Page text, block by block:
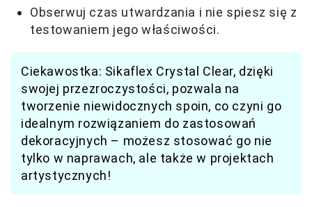
Obserwuj czas utwardzania i nie spiesz się z
testowaniem jego właściwości.
Ciekawostka: Sikaflex Crystal Clear, dzięki
swojej przezroczystości, pozwala na
tworzenie niewidocznych spoin, co czyni go
idealnym rozwiązaniem do zastosowań
dekoracyjnych – możesz stosować go nie
tylko w naprawach, ale także w projektach
artystycznych!